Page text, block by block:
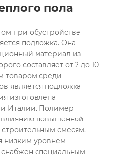
пола
при обустройстве
подложка. Она
материал из
составляет от 2 до 10
товаром среди
является подложка
изготовлена
и Италии. Полимер
влиянию повышенной
смесям.
низким уровнем
специальным